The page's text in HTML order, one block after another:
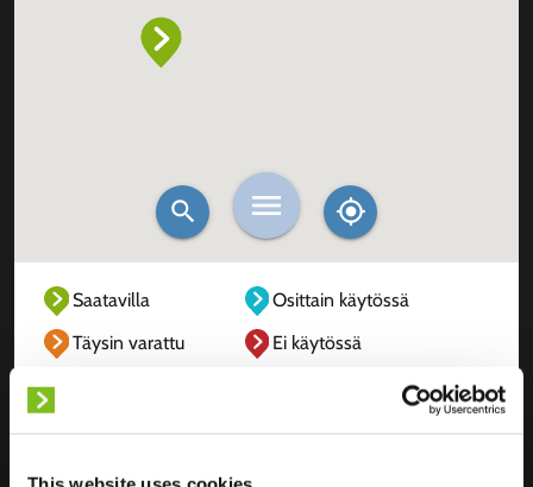
Saatavilla
Osittain käytössä
Täysin varattu
Ei käytössä